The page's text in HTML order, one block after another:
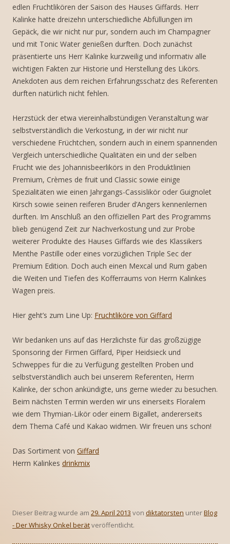
edlen Fruchtlikören der Saison des Hauses Giffards. Herr
Kalinke hatte dreizehn unterschiedliche Abfüllungen im
Gepäck, die wir nicht nur pur, sondern auch im Champagner
und mit Tonic Water genießen durften. Doch zunächst
präsentierte uns Herr Kalinke kurzweilig und informativ alle
wichtigen Fakten zur Historie und Herstellung des Likörs.
Anekdoten aus dem reichen Erfahrungsschatz des Referenten
durften natürlich nicht fehlen.
Herzstück der etwa viereinhalbstündigen Veranstaltung war
selbstverständlich die Verkostung, in der wir nicht nur
verschiedene Früchtchen, sondern auch in einem spannenden
Vergleich unterschiedliche Qualitäten ein und der selben
Frucht wie des Johannisbeerlikörs in den Produktlinien
Premium, Crèmes de fruit und Classic sowie einige
Spezialitäten wie einen Jahrgangs-Cassislikör oder Guignolet
Kirsch sowie seinen reiferen Bruder d’Angers kennenlernen
durften. Im Anschluß an den offiziellen Part des Programms
blieb genügend Zeit zur Nachverkostung und zur Probe
weiterer Produkte des Hauses Giffards wie des Klassikers
Menthe Pastille oder eines vorzüglichen Triple Sec der
Premium Edition. Doch auch einen Mexcal und Rum gaben
die Weiten und Tiefen des Kofferraums von Herrn Kalinkes
Wagen preis.
Hier geht’s zum Line Up: Fruchtliköre von Giffard
Wir bedanken uns auf das Herzlichste für das großzügige
Sponsoring der Firmen Giffard, Piper Heidsieck und
Schweppes für die zu Verfügung gestellten Proben und
selbstverständlich auch bei unserem Referenten, Herrn
Kalinke, der schon ankündigte, uns gerne wieder zu besuchen.
Beim nächsten Termin werden wir uns einerseits Floralem
wie dem Thymian-Likör oder einem Bigallet, andererseits
dem Thema Café und Kakao widmen. Wir freuen uns schon!
Das Sortiment von Giffard
Herrn Kalinkes drinkmix
Dieser Beitrag wurde am 29. April 2013 von diktatorsten unterBlog
- Der Whisky Onkel berätveröffentlicht.